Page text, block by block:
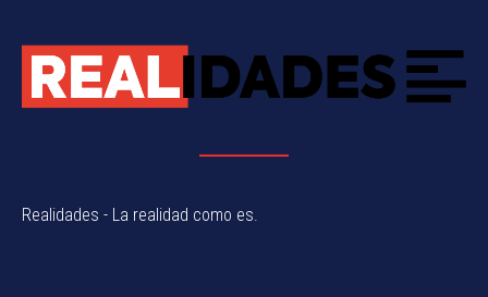
Realidades - La realidad como es.